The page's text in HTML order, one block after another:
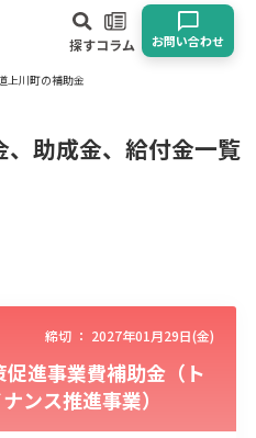
探すコラム お問い合わせ
通信業 卸売･小売業
医療･福祉 農業･林業
漁業
上川町の補助金
助成金、給付金一覧
締切 ： 2027年01月29日(金)
進事業費補助金（ト
ンス推進事業）